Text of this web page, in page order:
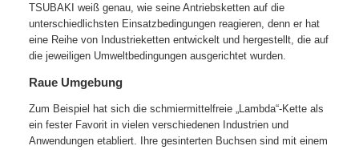
TSUBAKI weiß genau, wie seine Antriebsketten auf die
unterschiedlichsten Einsatzbedingungen reagieren, denn er hat
eine Reihe von Industrieketten entwickelt und hergestellt, die auf
die jeweiligen Umweltbedingungen ausgerichtet wurden.
Raue Umgebung
Zum Beispiel hat sich die schmiermittelfreie „Lambda“-Kette als
ein fester Favorit in vielen verschiedenen Industrien und
Anwendungen etabliert. Ihre gesinterten Buchsen sind mit einem